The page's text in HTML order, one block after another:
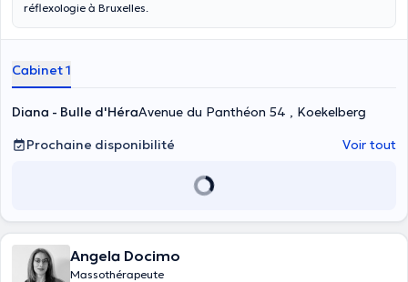
réflexologie à Bruxelles.
Cabinet 1
Diana - Bulle d'HéraAvenue du Panthéon 54 , Koekelberg
Prochaine disponibilité
Voir tout
Angela Docimo
Massothérapeute